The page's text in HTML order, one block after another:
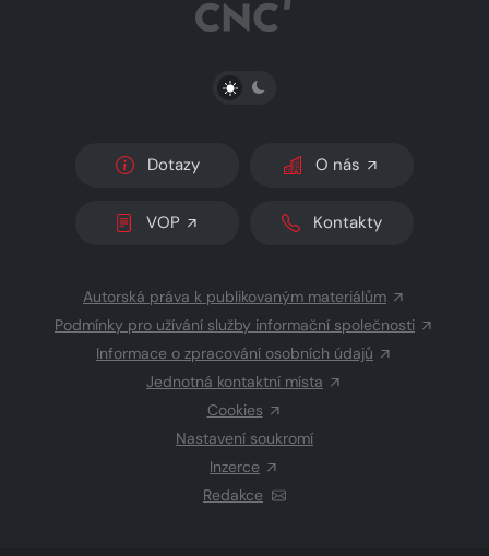
PŘEPNOUT SVĚTLÝ/TMAVÝ REŽIM
Dotazy O nás
VOP Kontakty
Autorská práva k publikovaným materiálům
Podmínky pro užívání služby informační společnosti
Informace o zpracování osobních údajů
Jednotná kontaktní místa
Cookies
Nastavení soukromí
Inzerce
Redakce